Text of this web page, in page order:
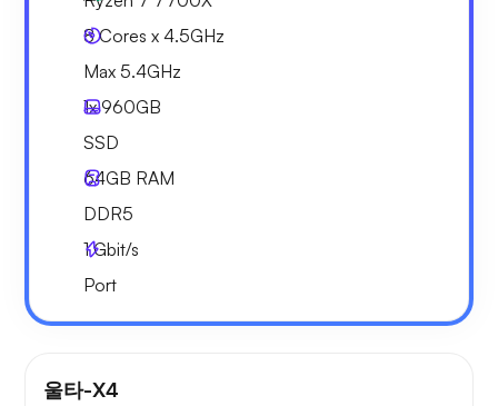
8 Cores x 4.5GHz
Max 5.4GHz
1x960GB
SSD
64GB RAM
DDR5
1Gbit/s
Port
울타-X4